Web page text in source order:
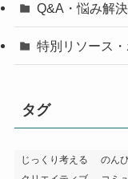
Q&A・悩み解決
特別リソース
タグ
じっくり考える のん